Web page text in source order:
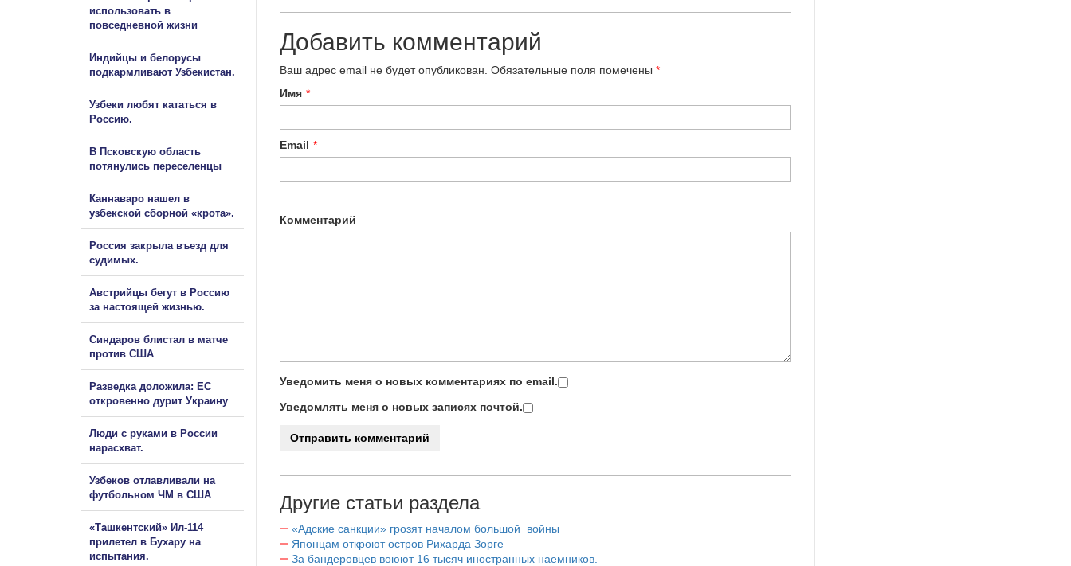
Добавить комментарий
Ваш адрес email не будет опубликован. Обязательные поля помечены *
Имя *
Email *
Комментарий
Уведомить меня о новых комментариях по email.
Уведомлять меня о новых записях почтой.
Другие статьи раздела
«Адские санкции» грозят началом большой войны
Японцам откроют остров Рихарда Зорге
За бандеровцев воюют 16 тысяч иностранных наемников.
использовать в
повседневной жизни
Индийцы и белорусы
подкармливают Узбекистан.
Узбеки любят кататься в
Россию.
В Псковскую область
потянулись переселенцы
Каннаваро нашел в
узбекской сборной «крота».
Россия закрыла въезд для
судимых.
Австрийцы бегут в Россию
за настоящей жизнью.
Синдаров блистал в матче
против США
Разведка доложила: ЕС
откровенно дурит Украину
Люди с руками в России
нарасхват.
Узбеков отлавливали на
футбольном ЧМ в США
«Ташкентский» Ил-114
прилетел в Бухару на
испытания.